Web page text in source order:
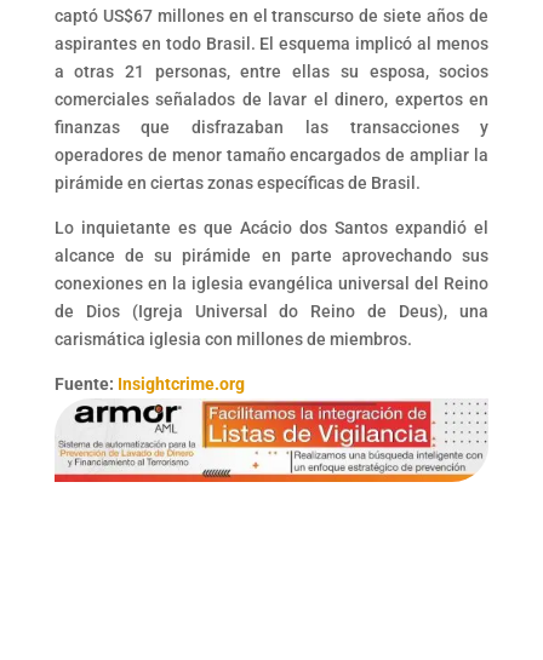
captó US$67 millones en el transcurso de siete años de
aspirantes en todo Brasil. El esquema implicó al menos
a otras 21 personas, entre ellas su esposa, socios
comerciales señalados de lavar el dinero, expertos en
finanzas que disfrazaban las transacciones y
operadores de menor tamaño encargados de ampliar la
pirámide en ciertas zonas específicas de Brasil.
Lo inquietante es que Acácio dos Santos expandió el
alcance de su pirámide en parte aprovechando sus
conexiones en la iglesia evangélica universal del Reino
de Dios (Igreja Universal do Reino de Deus), una
carismática iglesia con millones de miembros.
Fuente: Insightcrime.org